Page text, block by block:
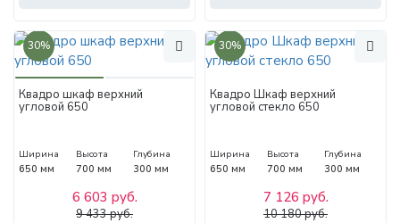
30%
Квадро шкаф верхний
угловой 650
Ширина
650 мм
Высота
700 мм
Глубина
300 мм
6 603 руб.
9 433 руб.
30%
Квадро Шкаф верхний
угловой стекло 650
Ширина
650 мм
Высота
700 мм
Глубина
300 мм
7 126 руб.
10 180 руб.